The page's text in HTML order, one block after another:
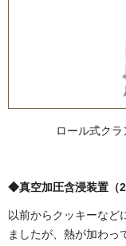
ロール式クランチ
◆真空加圧含浸装置（
以前からクッキーなど
ましたが、熱が加わっ